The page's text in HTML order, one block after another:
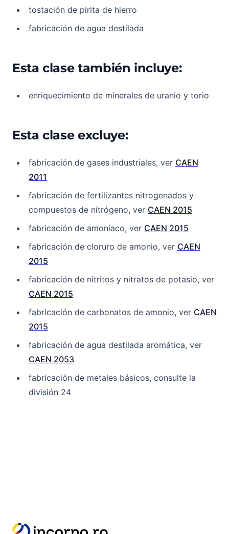
tostación de pirita de hierro
fabricación de agua destilada
Esta clase también incluye:
enriquecimiento de minerales de uranio y torio
Esta clase excluye:
fabricación de gases industriales, ver CAEN
2011
fabricación de fertilizantes nitrogenados y
compuestos de nitrógeno, ver CAEN 2015
fabricación de amoníaco, ver CAEN 2015
fabricación de cloruro de amonio, ver CAEN
2015
fabricación de nitritos y nitratos de potasio, ver
CAEN 2015
fabricación de carbonatos de amonio, ver CAEN
2015
fabricación de agua destilada aromática, ver
CAEN 2053
fabricación de metales básicos, consulte la
división 24